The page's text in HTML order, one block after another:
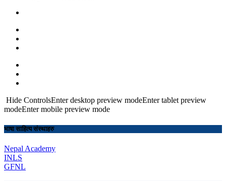
Hide ControlsEnter desktop preview modeEnter tablet preview
modeEnter mobile preview mode
भाषा साहित्य संस्थाहरु
Nepal Academy
INLS
GFNL